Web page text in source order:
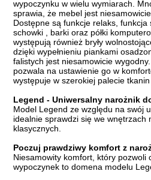
wypoczynku w wielu wymiarach.
sprawia, że mebel jest
Dostępne są funkcje relaks, funkcja
schowki , barki oraz półki
występują również bryły
dzięki wypełnieniu piankami
falistych jest niesamowicie
pozwala na ustawienie go w
występuje w szerokiej palecie
Legend - Uniwersalny narożnik
Model Legend ze względu na swój
idealnie sprawdzi się we wnętrzach
klasycznych.
Poczuj prawdziwy komfort z
Niesamowity komfort, który pozwoli
wypoczynek to domena modelu